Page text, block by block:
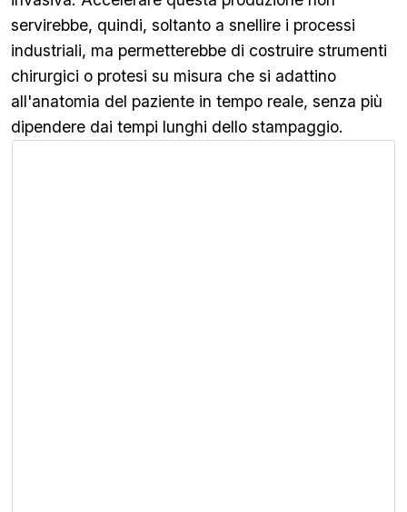
servirebbe, quindi, soltanto a snellire i processi
industriali, ma permetterebbe di costruire strumenti
chirurgici o protesi su misura che si adattino
all'anatomia del paziente in tempo reale, senza più
dipendere dai tempi lunghi dello stampaggio.